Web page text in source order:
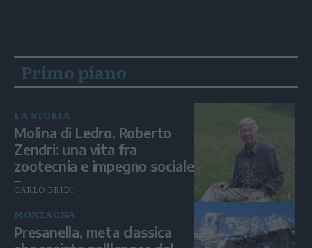
Primo piano
LA STORIA
Molina di Ledro, Roberto
Zendri: una vita fra
zootecnia e impegno sociale
CARLO BRIDI
MONTAGNA
Presanella, meta classica